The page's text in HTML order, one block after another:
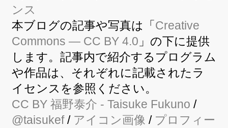
本ブログの記事や写真は「Creative
Commons — CC BY 4.0 」の下に提供
します。記事内で紹介するプログラム
や作品は、それぞれに記載されたラ
イセンスを参照ください。
CC BY 福野泰介 - Taisuke Fukuno /
@taisukef/ アイコン画像 / プロフィー